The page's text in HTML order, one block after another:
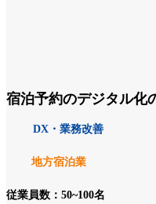
宿泊予約のデジタル化
DX・業務改善
地方宿泊業
従業員数：50~100名